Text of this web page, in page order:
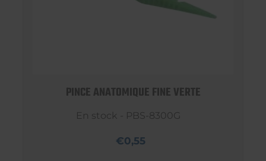
PINCE ANATOMIQUE FINE VERTE
En stock - PBS-8300G
€0,55